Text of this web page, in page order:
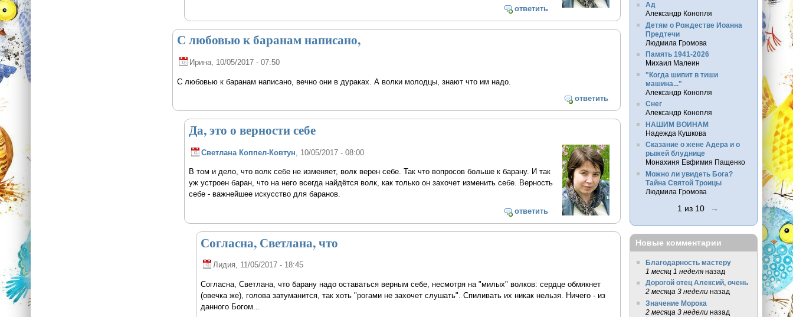
ответить
С любовью к баранам написано,
Ирина, 10/05/2017 - 07:50
С любовью к баранам написано, вечно они в дураках. А волки молодцы, знают что им надо.
ответить
Да, это о верности себе
Светлана Коппел-Ковтун , 10/05/2017 - 08:00
В том и дело, что волк себе не изменяет, волк верен себе. Так что вопросов больше к барану. И так
уж устроен баран, что на него всегда найдётся волк, как только он захочет изменить себе. Верность
себе - важнейшее искусство для баранов.
ответить
Согласна, Светлана, что
Лидия, 11/05/2017 - 18:45
Согласна, Светлана, что барану надо оставаться верным себе, несмотря на "милых" волков: сердце обмякнет
(овечка же), голова затуманится, так хоть "рогами не захочет слушать". Спиливать их никак нельзя. Ничего - из
данного Богом...
Ад
Александр Конопля
Детям о Рождестве Иоанна
Предтечи
Людмила Громова
Память 1941-2026
Михаил Малеин
"Когда шипит в тиши
машина..."
Александр Конопля
Снег
Александр Конопля
НАШИМ ВОИНАМ
Надежда Кушкова
Сказание о жене Адера и о
рыжей блуднице
Монахиня Евфимия Пащенко
Можно ли увидеть Бога?
Тайна Святой Троицы
Людмила Громова
1 из 10 →
Новые комментарии
Благодарность мастеру
1 месяц 1 неделяназад
Дорогой отец Алексий, очень
2 месяца 3 неделиназад
Значение Морока
2 месяца 3 неделиназад